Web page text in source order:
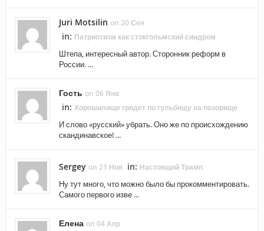
Juri Motsilin on 20 Сен
in: Патриотизм как стокгольмский синдром
Штепа, интересный автор. Сторонник реформ в
России. ...
Гость on 06 Янв
in: Хорошилище грядет по гульбищу на позорище
И слово «русский» убрать. Оно же по происхождению
скандинавское! ...
Sergey on 21 Ноя in: Настоящий Трамп
Ну тут много, что можно было бы прокомментировать.
Самого первого изве ...
Елена on 04 Апр